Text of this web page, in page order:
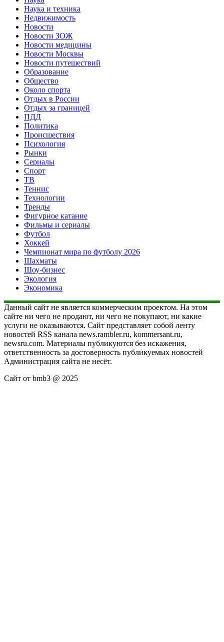
Наука и техника
Недвижимость
Новости
Новости ЗОЖ
Новости медицины
Новости Москвы
Новости путешествий
Образование
Общество
Около спорта
Отдых в России
Отдых за границей
ПДД
Политика
Происшествия
Психология
Рынки
Сериалы
Спорт
ТВ
Теннис
Технологии
Тренды
Фигурное катание
Фильмы и сериалы
Футбол
Хоккей
Чемпионат мира по футболу 2026
Шахматы
Шоу-бизнес
Экология
Экономика
Данный сайт не является коммерческим проектом. На этом
сайте ни чего не продают, ни чего не покупают, ни какие
услуги не оказываются. Сайт представляет собой ленту
новостей RSS канала news.rambler.ru, kommersant.ru,
newsru.com. Материалы публикуются без искажения,
ответственность за достоверность публикуемых новостей
Администрация сайта не несёт.
Сайт от bmb3 @ 2025